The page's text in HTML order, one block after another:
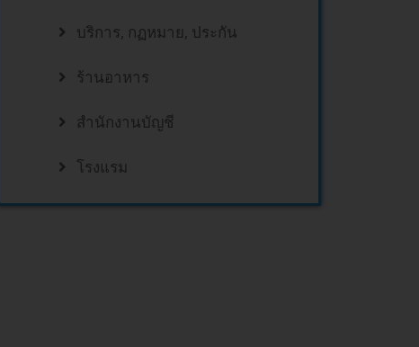
บริการ, กฏหมาย, ประกัน
ร้านอาหาร
สำนักงานบัญชี
โรงแรม